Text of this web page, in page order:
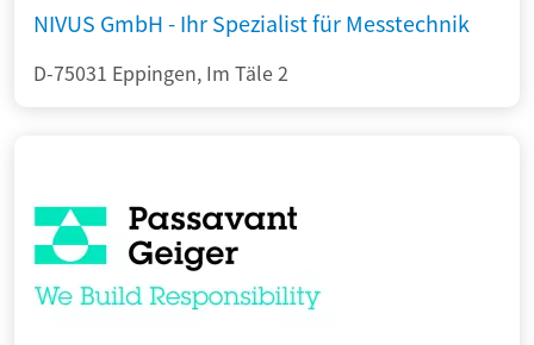
NIVUS GmbH - Ihr Spezialist für Messtechnik
D-75031 Eppingen, Im Täle 2